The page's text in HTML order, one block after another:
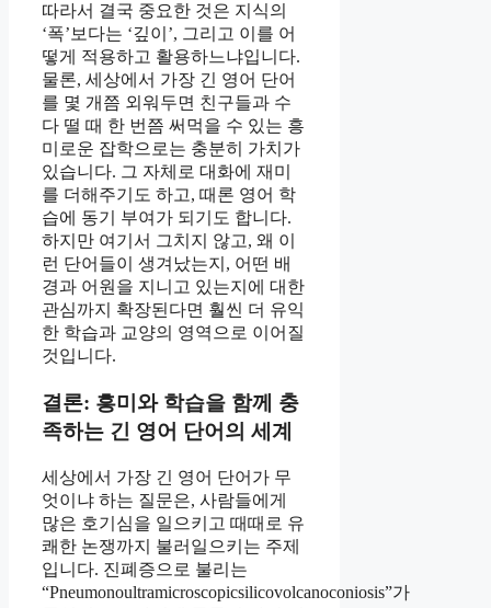
따라서 결국 중요한 것은 지식의
‘폭’보다는 ‘깊이’, 그리고 이를 어
떻게 적용하고 활용하느냐입니다.
물론, 세상에서 가장 긴 영어 단어
를 몇 개쯤 외워두면 친구들과 수
다 떨 때 한 번쯤 써먹을 수 있는 흥
미로운 잡학으로는 충분히 가치가
있습니다. 그 자체로 대화에 재미
를 더해주기도 하고, 때론 영어 학
습에 동기 부여가 되기도 합니다.
하지만 여기서 그치지 않고, 왜 이
런 단어들이 생겨났는지, 어떤 배
경과 어원을 지니고 있는지에 대한
관심까지 확장된다면 훨씬 더 유익
한 학습과 교양의 영역으로 이어질
것입니다.
결론: 흥미와 학습을 함께 충
족하는 긴 영어 단어의 세계
세상에서 가장 긴 영어 단어가 무
엇이냐 하는 질문은, 사람들에게
많은 호기심을 일으키고 때때로 유
쾌한 논쟁까지 불러일으키는 주제
입니다. 진폐증으로 불리는
“Pneumonoultramicroscopicsilicovolcanoconiosis”가